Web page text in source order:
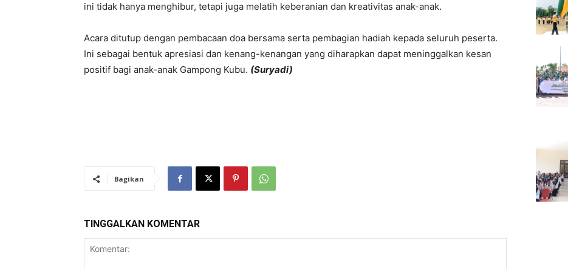
ini tidak hanya menghibur, tetapi juga melatih keberanian dan kreativitas anak-anak.
Acara ditutup dengan pembacaan doa bersama serta pembagian hadiah kepada seluruh peserta.
Ini sebagai bentuk apresiasi dan kenang-kenangan yang diharapkan dapat meninggalkan kesan
positif bagi anak-anak Gampong Kubu. (Suryadi)
Bagikan
TINGGALKAN KOMENTAR